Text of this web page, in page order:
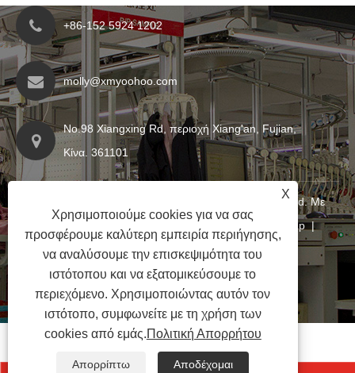
+86-152 5924 1202
molly@xmyoohoo.com
No.98 Xiangxing Rd, περιοχή Xiang'an, Fujian,
Κίνα. 361101
Copyright © 2024 Xiamen Evaricky Trading Co., Ltd. Με
επιφύλαξη παντός δικαιώματος
| Sitemap|
RSS|XML|Πολιτική Απορρήτου
X
Χρησιμοποιούμε cookies για να σας
προσφέρουμε καλύτερη εμπειρία περιήγησης,
να αναλύσουμε την επισκεψιμότητα του
ιστότοπου και να εξατομικεύσουμε το
περιεχόμενο. Χρησιμοποιώντας αυτόν τον
ιστότοπο, συμφωνείτε με τη χρήση των
cookies από εμάς.Πολιτική Απορρήτου
Απορρίπτω Αποδέχομαι